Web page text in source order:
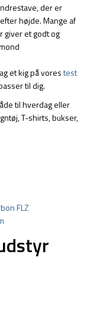
der er
højde. Mange af
giver et godt og
et kig på vorestest
til dig.
til hverdag eller
T-shirts, bukser,
FLZ